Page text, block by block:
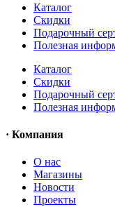
Каталог
Скидки
Подарочный
Полезная
Каталог
Скидки
Подарочный
Полезная
· Компания
О нас
Магазины
Новости
Проекты